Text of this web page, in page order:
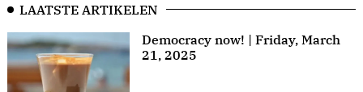
LAATSTE ARTIKELEN
Democracy now! | Friday, March
21, 2025